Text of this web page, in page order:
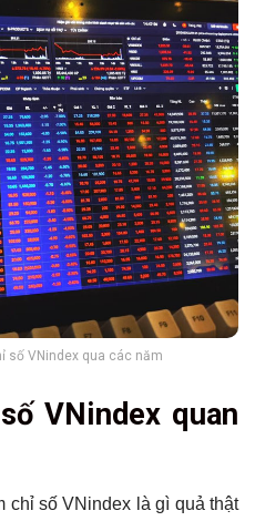
số VNindex qua các năm
VNindex quan
chỉ số VNindex là gì quả thật